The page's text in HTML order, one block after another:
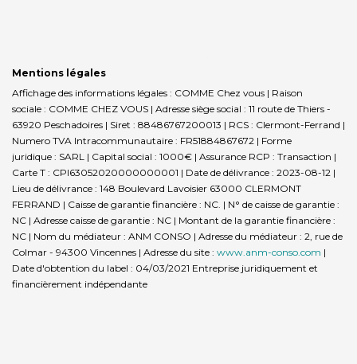
Mentions légales
Affichage des informations légales : COMME Chez vous | Raison
sociale : COMME CHEZ VOUS | Adresse siège social : 11 route de Thiers -
63920 Peschadoires | Siret : 88486767200013 | RCS : Clermont-Ferrand |
Numero TVA Intracommunautaire : FR51884867672 | Forme
juridique : SARL | Capital social : 1000€ | Assurance RCP : Transaction |
Carte T : CPI63052020000000001 | Date de délivrance : 2023-08-12 |
Lieu de délivrance : 148 Boulevard Lavoisier 63000 CLERMONT
FERRAND | Caisse de garantie financière : NC. | N° de caisse de garantie :
NC | Adresse caisse de garantie : NC | Montant de la garantie financière :
NC | Nom du médiateur : ANM CONSO | Adresse du médiateur : 2, rue de
Colmar - 94300 Vincennes | Adresse du site : www.anm-conso.com |
Date d'obtention du label : 04/03/2021 Entreprise juridiquement et
financièrement indépendante